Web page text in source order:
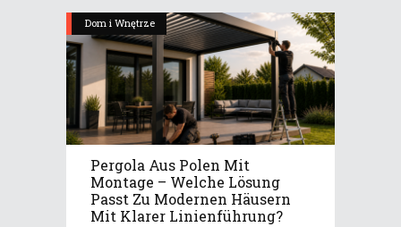
Dom i Wnętrze
Pergola Aus Polen Mit
Montage – Welche Lösung
Passt Zu Modernen Häusern
Mit Klarer Linienführung?